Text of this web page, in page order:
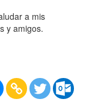
a mis
y amigos.